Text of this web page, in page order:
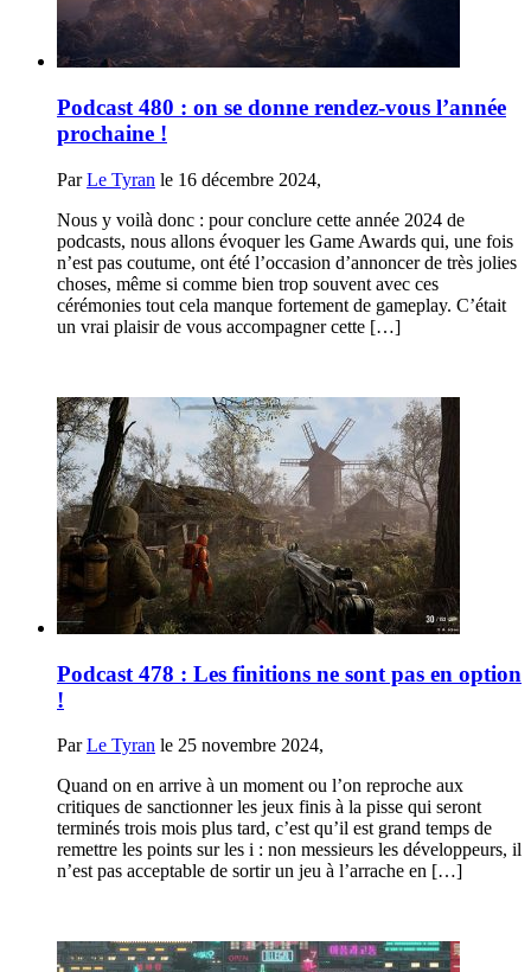
Podcast 480 : on se donne rendez-vous l’année
prochaine !
ParLe Tyran le 16 décembre 2024,
Nous y voilà donc : pour conclure cette année 2024 de
podcasts, nous allons évoquer les Game Awards qui, une fois
n’est pas coutume, ont été l’occasion d’annoncer de très jolies
choses, même si comme bien trop souvent avec ces
cérémonies tout cela manque fortement de gameplay. C’était
un vrai plaisir de vous accompagner cette […]
Podcast 478 : Les finitions ne sont pas en option
!
ParLe Tyran le 25 novembre 2024,
Quand on en arrive à un moment ou l’on reproche aux
critiques de sanctionner les jeux finis à la pisse qui seront
terminés trois mois plus tard, c’est qu’il est grand temps de
remettre les points sur les i : non messieurs les développeurs, il
n’est pas acceptable de sortir un jeu à l’arrache en […]